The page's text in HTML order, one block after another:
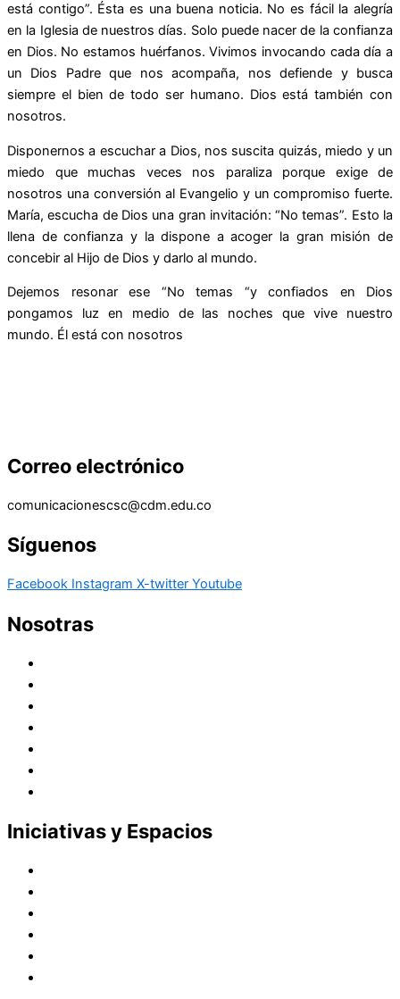
está contigo”. Ésta es una buena noticia. No es fácil la alegría
en la Iglesia de nuestros días. Solo puede nacer de la confianza
en Dios. No estamos huérfanos. Vivimos invocando cada día a
un Dios Padre que nos acompaña, nos defiende y busca
siempre el bien de todo ser humano. Dios está también con
nosotros.
Disponernos a escuchar a Dios, nos suscita quizás, miedo y un
miedo que muchas veces nos paraliza porque exige de
nosotros una conversión al Evangelio y un compromiso fuerte.
María, escucha de Dios una gran invitación: “No temas”. Esto la
llena de confianza y la dispone a acoger la gran misión de
concebir al Hijo de Dios y darlo al mundo.
Dejemos resonar ese “No temas “y confiados en Dios
pongamos luz en medio de las noches que vive nuestro
mundo. Él está con nosotros
Correo electrónico
comunicacionescsc@cdm.edu.co
Síguenos
Facebook Instagram X-twitter Youtube
Nosotras
Iniciativas y Espacios